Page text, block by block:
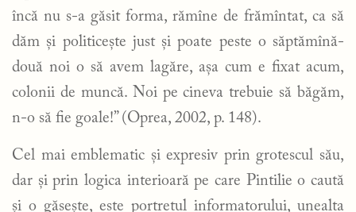
încă nu s-a găsit forma, rămîne de frămîntat, ca să
dăm şi politiceşte just şi poate peste o săptămînă-
două noi o să avem lagăre, aşa cum e fixat acum,
colonii de muncă. Noi pe cineva trebuie să băgăm,
n-o să fie goale!” (Oprea, 2002, p. 148).
Cel mai emblematic şi expresiv prin grotescul său,
dar şi prin logica interioară pe care Pintilie o caută
şi o găseşte, este portretul informatorului, unealta